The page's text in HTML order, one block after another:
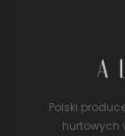
Polski
hurtowych